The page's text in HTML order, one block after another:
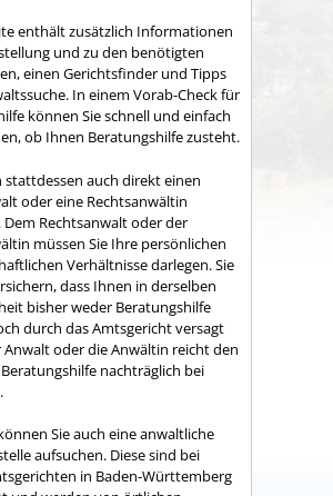
enthält zusätzlich Informationen
und zu den benötigten
einen Gerichtsfinder und Tipps
In einem Vorab-Check für
können Sie schnell und einfach
ob Ihnen Beratungshilfe zusteht.
stattdessen auch direkt einen
oder eine Rechtsanwältin
Dem Rechtsanwalt oder der
müssen Sie Ihre persönlichen
Verhältnisse darlegen. Sie
dass Ihnen in derselben
bisher weder Beratungshilfe
durch das Amtsgericht versagt
Anwalt oder die Anwältin reicht den
nachträglich bei
Sie auch eine anwaltliche
aufsuchen. Diese sind bei
in Baden-Württemberg